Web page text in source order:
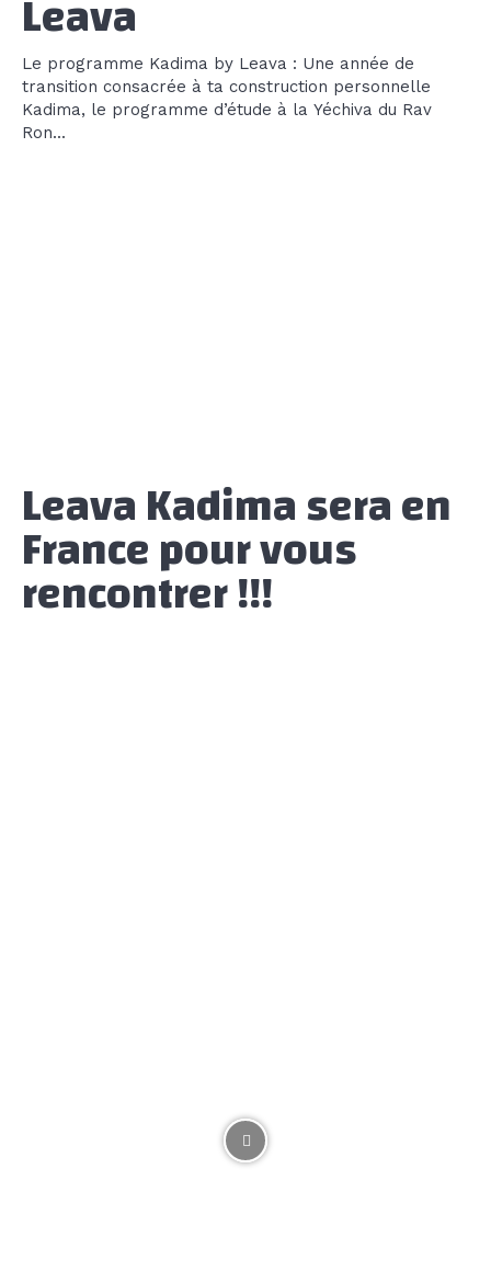
Leava
Le programme Kadima by Leava : Une année de
transition consacrée à ta construction personnelle
Kadima, le programme d’étude à la Yéchiva du Rav
Ron...
Leava Kadima sera en
France pour vous
rencontrer !!!